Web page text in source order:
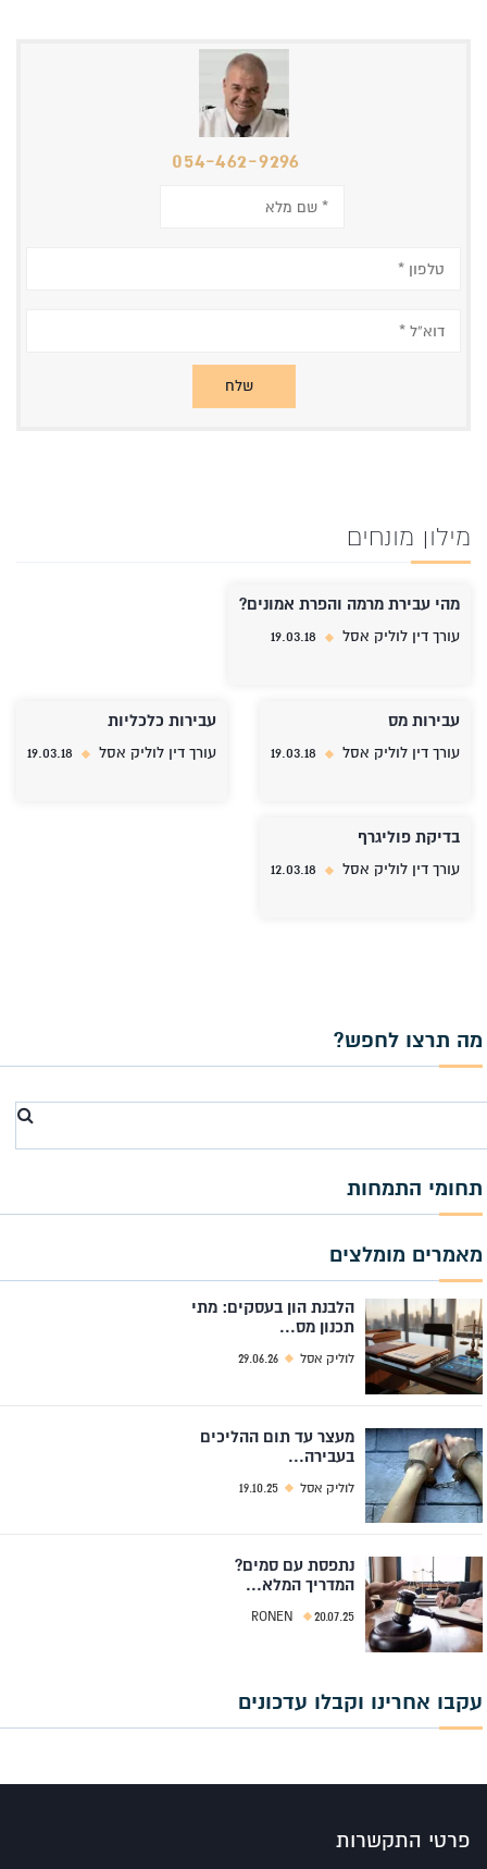
054-462-9296
מילון מונחים
מהי עבירת מרמה והפרת אמונים?
עורך דין לוליק אסל
עבירות מס
עורך דין לוליק אסל
עבירות כלכליות
עורך דין לוליק אסל
בדיקת פוליגרף
עורך דין לוליק אסל
מה תרצו לחפש?
Search
תחומי התמחות
מאמרים מומלצים
הלבנת הון בעסקים: מתי
תכנון מס...
לוליק אסל 29.06.26
מעצר עד תום ההליכים
בעבירה...
לוליק אסל 19.10.25
נתפסת עם סמים?
המדריך המלא...
RONEN 20.07.25
עקבו אחרינו וקבלו עדכונים
פרטי התקשרות